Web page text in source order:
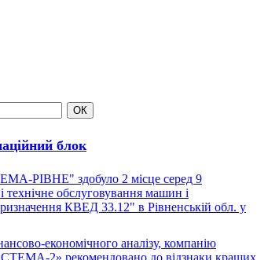
блок
РІВНЕ" здобуло 2 місце серед 9
технічне обслуговування машин і
КВЕД 33.12" в Рівненській обл. у
економічного аналізу, компанію
2» рекомендовано до відзнаки кращих